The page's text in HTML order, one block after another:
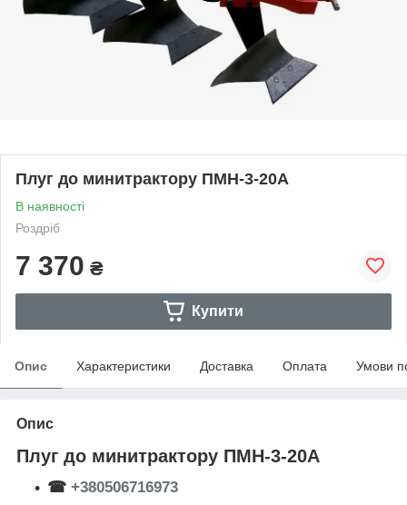
Плуг до минитрактору ПМН-3-20А
В наявності
Роздріб
7 370 ₴
Купити
Опис Характеристики Доставка Оплата Умови
Опис
Плуг до минитрактору ПМН-3-20А
☎ +380506716973